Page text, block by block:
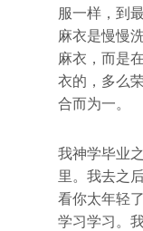
服一样，到
麻衣是慢慢
麻衣，而是
衣的，多么
合而为一。
我神学毕业
里。我去之
看你太年轻
学习学习。